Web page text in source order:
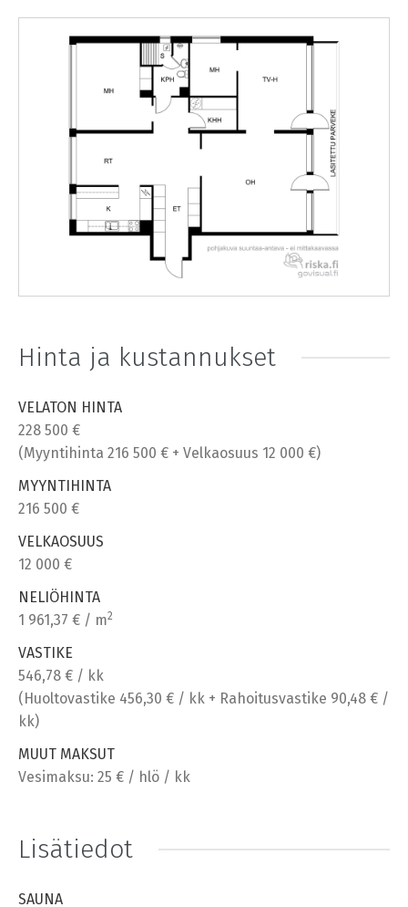
Hinta ja kustannukset
VELATON HINTA
228 500 €
(Myyntihinta 216 500 € + Velkaosuus 12 000 €)
MYYNTIHINTA
216 500 €
VELKAOSUUS
12 000 €
NELIÖHINTA
1 961,37 € / m2
VASTIKE
546,78 € / kk
(Huoltovastike 456,30 € / kk + Rahoitusvastike 90,48 € /
kk)
MUUT MAKSUT
Vesimaksu: 25 € / hlö / kk
Lisätiedot
SAUNA